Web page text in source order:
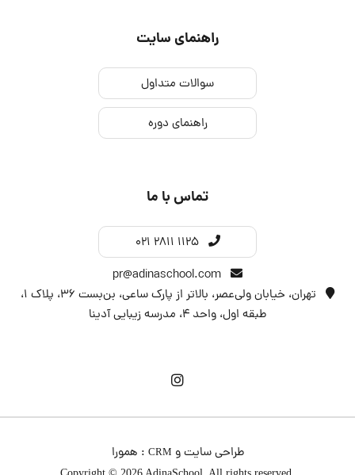
راهنمای سایت
سوالات متداول
راهنمای دوره
تماس با ما
021 2811 1125
تهران، خیابان ولی‌عصر، بالاتر از پارک ساعی، بن‌بست ۳۶، پلاک ۱،
طبقه اول، واحد 4، مدرسه زیبایی آدینا
طراحی سایتو CRM
: همورا